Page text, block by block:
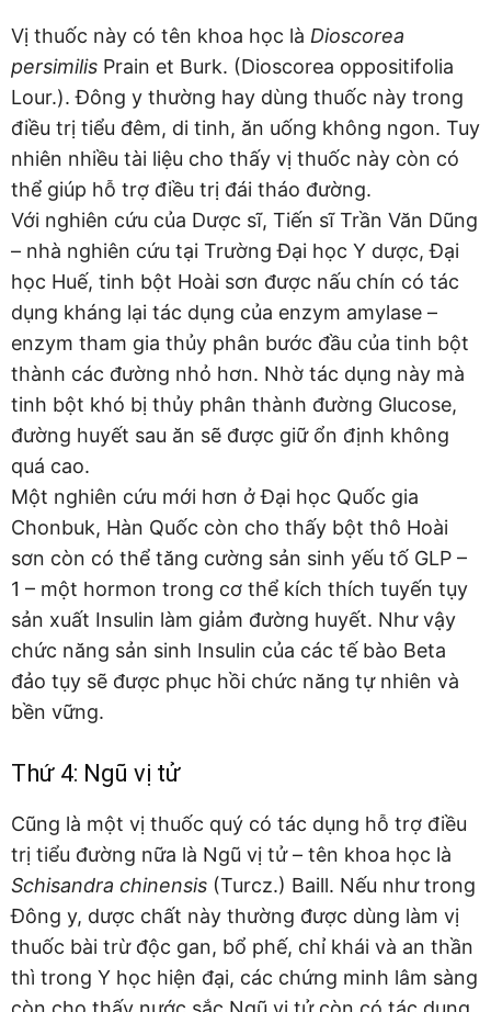
Vị thuốc này có tên khoa học là Dioscorea
persimilis Prain et Burk. (Dioscorea oppositifolia
Lour.). Đông y thường hay dùng thuốc này trong
điều trị tiểu đêm, di tinh, ăn uống không ngon. Tuy
nhiên nhiều tài liệu cho thấy vị thuốc này còn có
thể giúp hỗ trợ điều trị đái tháo đường.
Với nghiên cứu của Dược sĩ, Tiến sĩ Trần Văn Dũng
– nhà nghiên cứu tại Trường Đại học Y dược, Đại
học Huế, tinh bột Hoài sơn được nấu chín có tác
dụng kháng lại tác dụng của enzym amylase –
enzym tham gia thủy phân bước đầu của tinh bột
thành các đường nhỏ hơn. Nhờ tác dụng này mà
tinh bột khó bị thủy phân thành đường Glucose,
đường huyết sau ăn sẽ được giữ ổn định không
quá cao.
Một nghiên cứu mới hơn ở Đại học Quốc gia
Chonbuk, Hàn Quốc còn cho thấy bột thô Hoài
sơn còn có thể tăng cường sản sinh yếu tố GLP –
1 – một hormon trong cơ thể kích thích tuyến tụy
sản xuất Insulin làm giảm đường huyết. Như vậy
chức năng sản sinh Insulin của các tế bào Beta
đảo tụy sẽ được phục hồi chức năng tự nhiên và
bền vững.
Thứ 4: Ngũ vị tử
Cũng là một vị thuốc quý có tác dụng hỗ trợ điều
trị tiểu đường nữa là Ngũ vị tử – tên khoa học là
Schisandra chinensis (Turcz.) Baill. Nếu như trong
Đông y, dược chất này thường được dùng làm vị
thuốc bài trừ độc gan, bổ phế, chỉ khái và an thần
thì trong Y học hiện đại, các chứng minh lâm sàng